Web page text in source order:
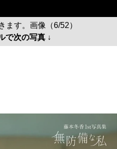
ます。画像（6/52）
で次の写真 ↓